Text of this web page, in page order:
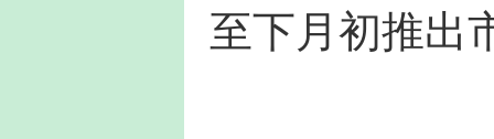
至下月初推出